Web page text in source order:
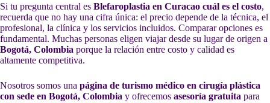
Si tu pregunta central es Blefaroplastia en Curacao cuál es el costo,
recuerda que no hay una cifra única: el precio depende de la técnica, el
profesional, la clínica y los servicios incluidos. Comparar opciones es
fundamental. Muchas personas eligen viajar desde su lugar de origen a
Bogotá, Colombia porque la relación entre costo y calidad es
altamente competitiva.
Nosotros somos una página de turismo médico en cirugía plástica
con sede en Bogotá, Colombia y ofrecemos asesoría gratuita para